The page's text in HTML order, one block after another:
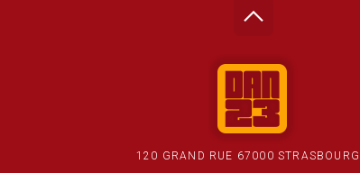
120 GRAND RUE 67000 STRASBOURG